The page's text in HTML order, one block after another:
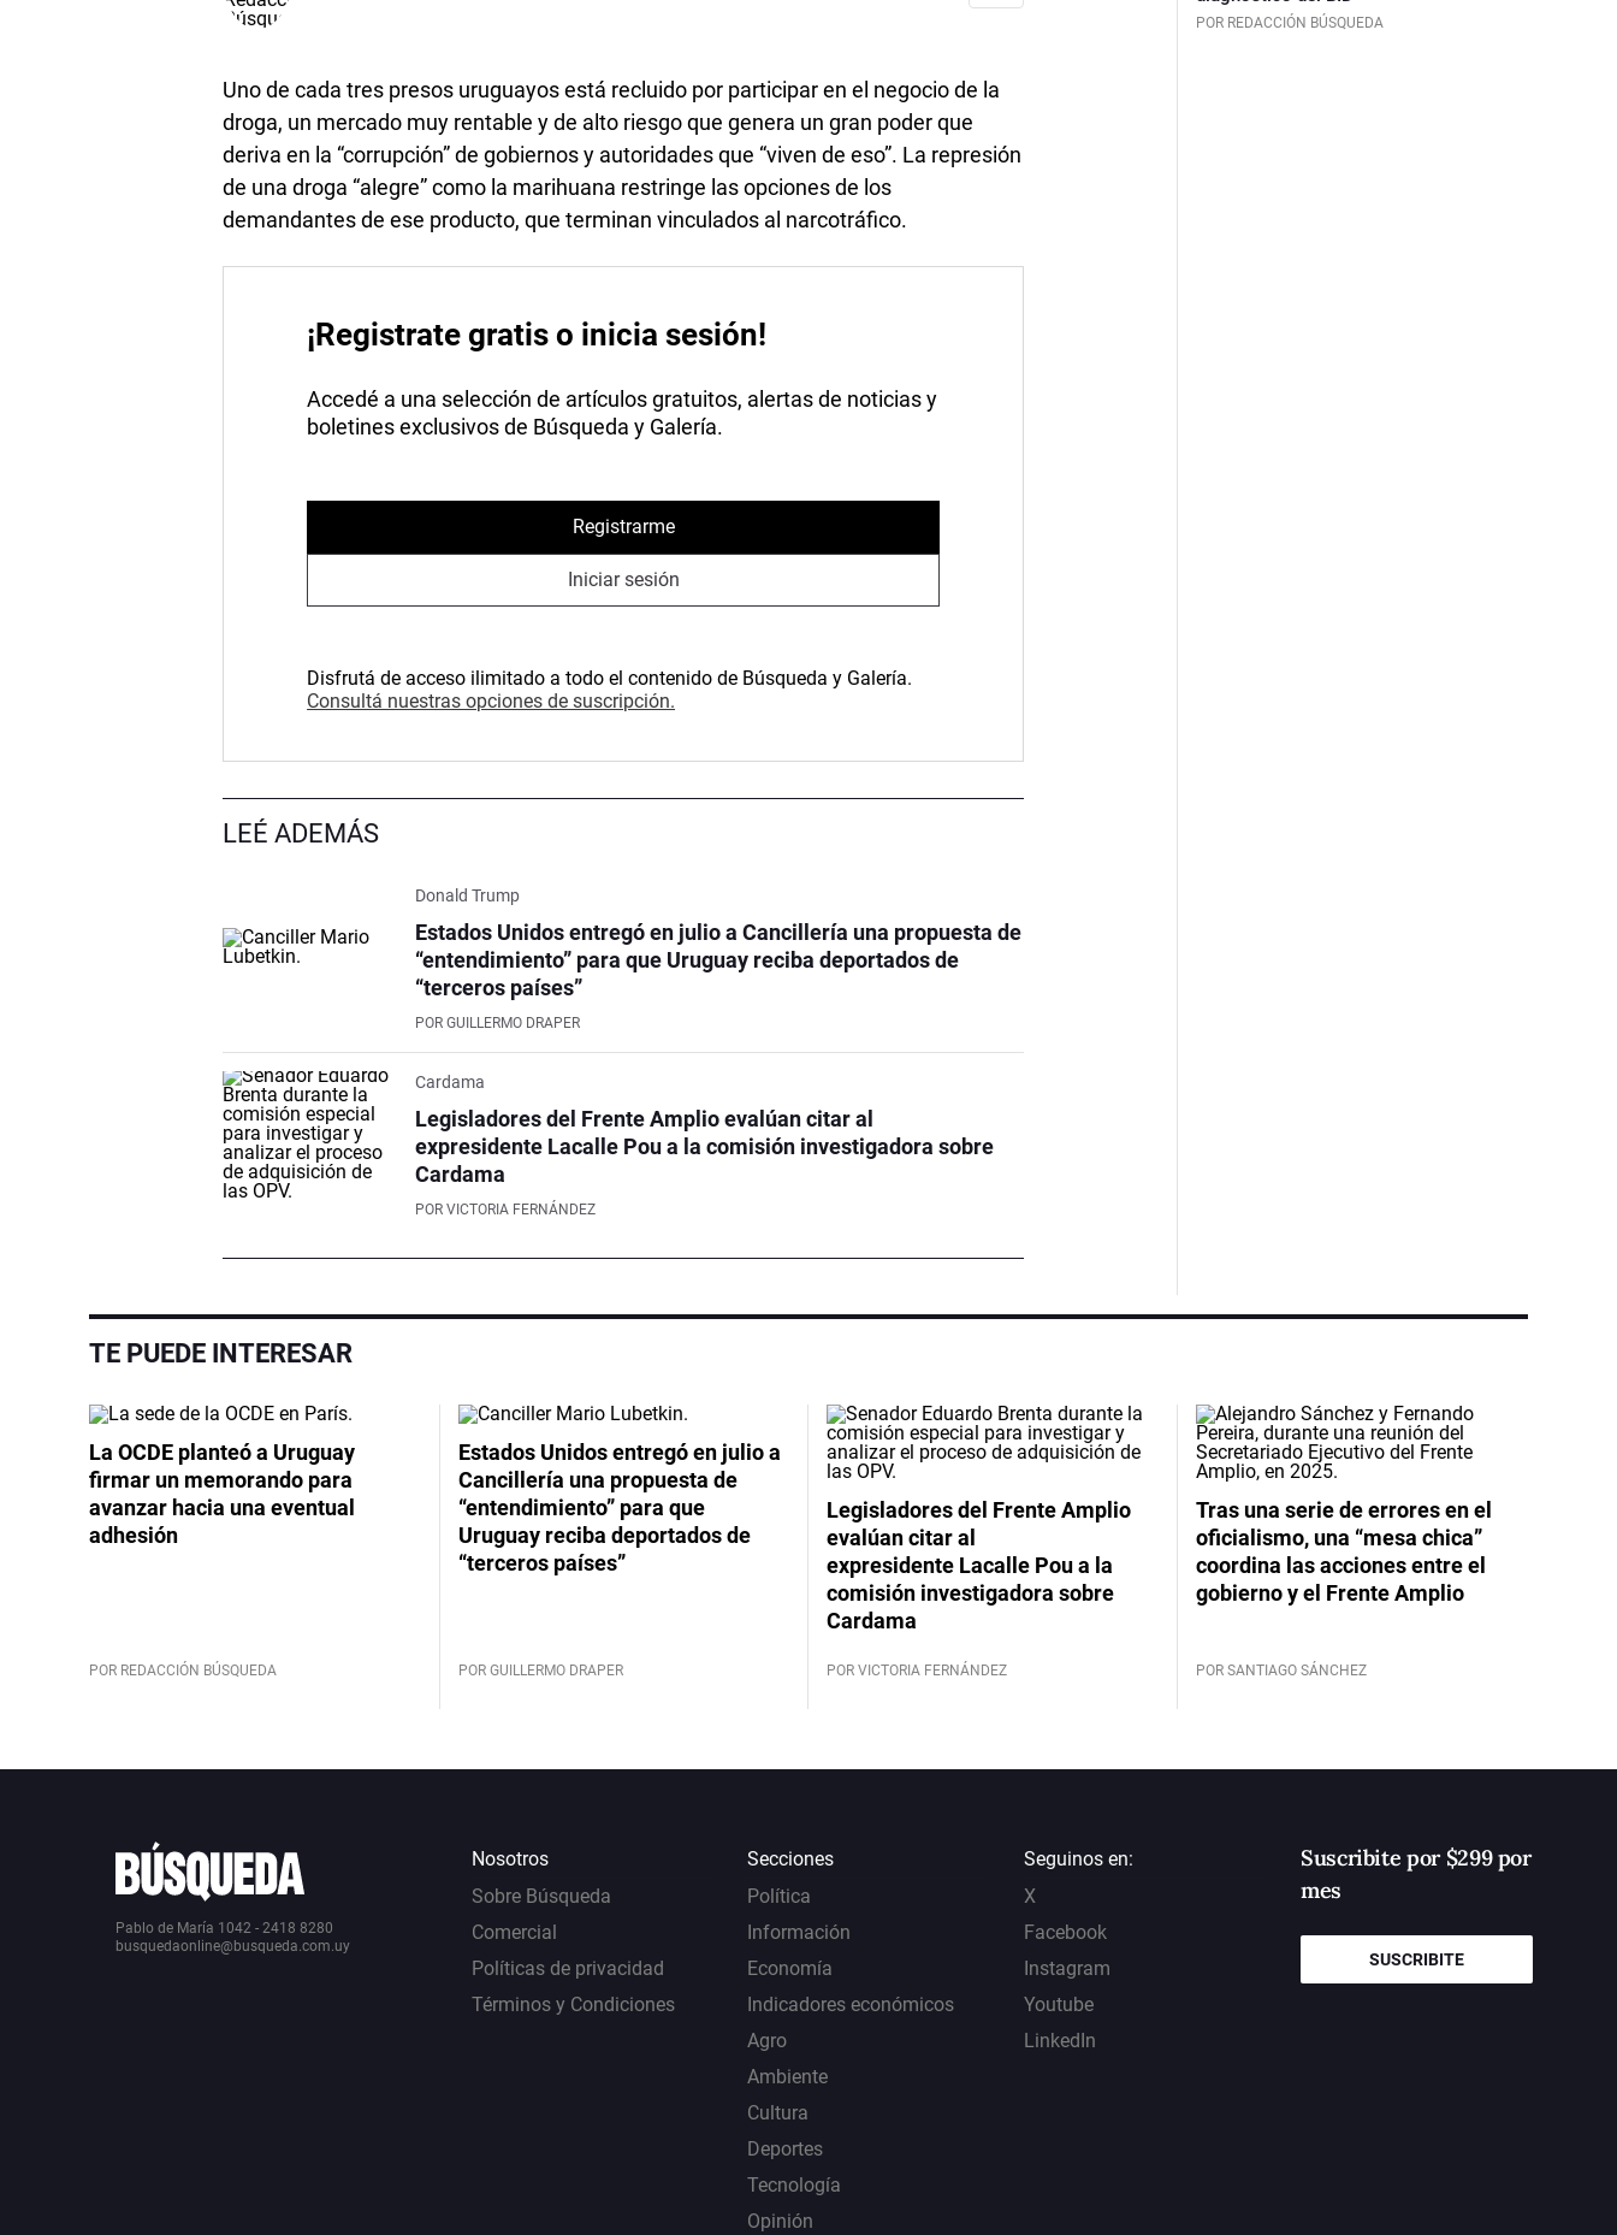
Uno de cada tres presos uruguayos está recluido por participar en el negocio de la
droga, un mercado muy rentable y de alto riesgo que genera un gran poder que
deriva en la “corrupción” de gobiernos y autoridades que “viven de eso”. La represión
de una droga “alegre” como la marihuana restringe las opciones de los
demandantes de ese producto, que terminan vinculados al narcotráfico.
¡Registrate gratis o inicia sesión!
Accedé a una selección de artículos gratuitos, alertas de noticias y
boletines exclusivos de Búsqueda y Galería.
Registrarme
Iniciar sesión
Disfrutá de acceso ilimitado a todo el contenido de Búsqueda y Galería.
Consultá nuestras opciones de suscripción.
LEÉ ADEMÁS
Donald Trump
Estados Unidos entregó en julio a Cancillería una propuesta de
“entendimiento” para que Uruguay reciba deportados de
“terceros países”
POR GUILLERMO DRAPER
Cardama
Legisladores del Frente Amplio evalúan citar al
expresidente Lacalle Pou a la comisión investigadora sobre
Cardama
POR VICTORIA FERNÁNDEZ
POR REDACCIÓN BÚSQUEDA
TE PUEDE INTERESAR
La OCDE planteó a Uruguay
firmar un memorando para
avanzar hacia una eventual
adhesión
POR REDACCIÓN BÚSQUEDA
Estados Unidos entregó en julio a
Cancillería una propuesta de
“entendimiento” para que
Uruguay reciba deportados de
“terceros países”
POR GUILLERMO DRAPER
Legisladores del Frente Amplio
evalúan citar al
expresidente Lacalle Pou a la
comisión investigadora sobre
Cardama
POR VICTORIA FERNÁNDEZ
Tras una serie de errores en el
oficialismo, una “mesa chica”
coordina las acciones entre el
gobierno y el Frente Amplio
POR SANTIAGO SÁNCHEZ
Pablo de María 1042 - 2418 8280
busquedaonline@busqueda.com.uy
Nosotros
Sobre Búsqueda
Comercial
Políticas de privacidad
Términos y Condiciones
Secciones
Política
Información
Economía
Indicadores económicos
Agro
Ambiente
Cultura
Deportes
Tecnología
Opinión
Seguinos en:
X
Facebook
Instagram
Youtube
LinkedIn
Suscribite por $299 por
mes
SUSCRIBITE